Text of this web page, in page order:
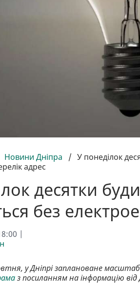
Новини Дніпра / У понеділок
адрес
десятки
без
|
у Дніпрі заплановане
з посиланням на інформацію від